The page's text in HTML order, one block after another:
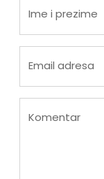
Ime i prezime
Email adresa
Komentar